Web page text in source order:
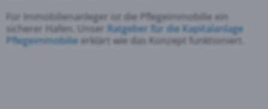
Für Immobilienanleger ist die Pflegeimmobilie ein
sicherer Hafen. Unser Ratgeber für die Kapitalanlage
Pflegeimmobilie erklärt wie das Konzept funktioniert.